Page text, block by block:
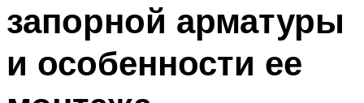
запорной арматуры
и особенности ее